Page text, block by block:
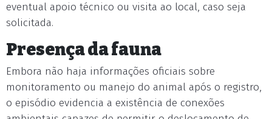
eventual apoio técnico ou visita ao local, caso seja
solicitada.
Presença da fauna
Embora não haja informações oficiais sobre
monitoramento ou manejo do animal após o registro,
o episódio evidencia a existência de conexões